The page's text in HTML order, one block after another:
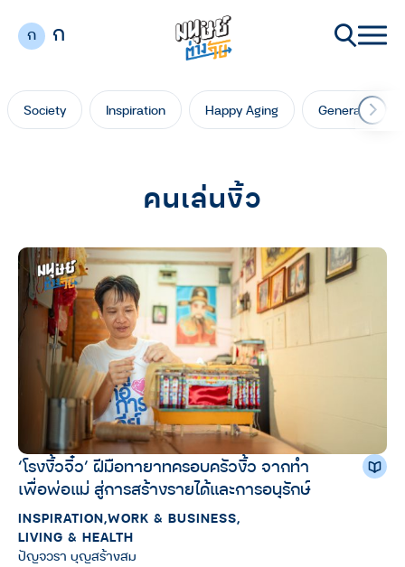
ก ก
Society Inspiration Happy Aging Generation
คนเล่นงิ้ว
‘โรงงิ้วจิ๋ว’ ฝีมือทายาทครอบครัวงิ้ว จากทำ
เพื่อพ่อแม่ สู่การสร้างรายได้และการอนุรักษ์
INSPIRATION,WORK & BUSINESS,
LIVING & HEALTH
ปัญจวรา บุญสร้างสม